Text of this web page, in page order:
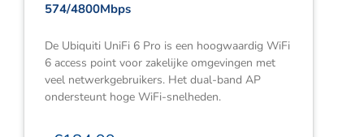
574/4800Mbps
De Ubiquiti UniFi 6 Pro is een hoogwaardig WiFi
6 access point voor zakelijke omgevingen met
veel netwerkgebruikers. Het dual-band AP
ondersteunt hoge WiFi-snelheden.